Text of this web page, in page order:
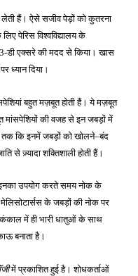
हैं। ऐसे सजीव पेड़ों को कुतरना
पेरिस विश्वविद्यालय के
3-डी एक्सरे की मदद से किया। खास
ध्यान दिया।
बहुत मज़बूत होती हैं। ये मज़बूत
मांसपेशियों की वजह से इन जबड़ों में
कि इनमें जबड़ों को खोलने–बंद
से ज़्यादा शक्तिशाली होती हैं।
उपयोग करते समय नोक के
के जबड़ों की नोक पर
में ही भारी धातुओं के साथ
बनाता है।
में प्रकाशित हुई है। शोधकर्ताओं